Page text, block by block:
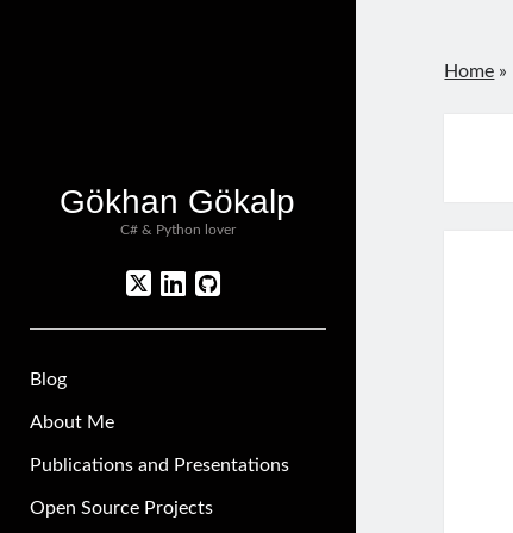
Gökhan Gökalp
C# & Python lover
twitterlinkedin
github
Blog
About Me
Publications and Presentations
Open Source Projects
Home »